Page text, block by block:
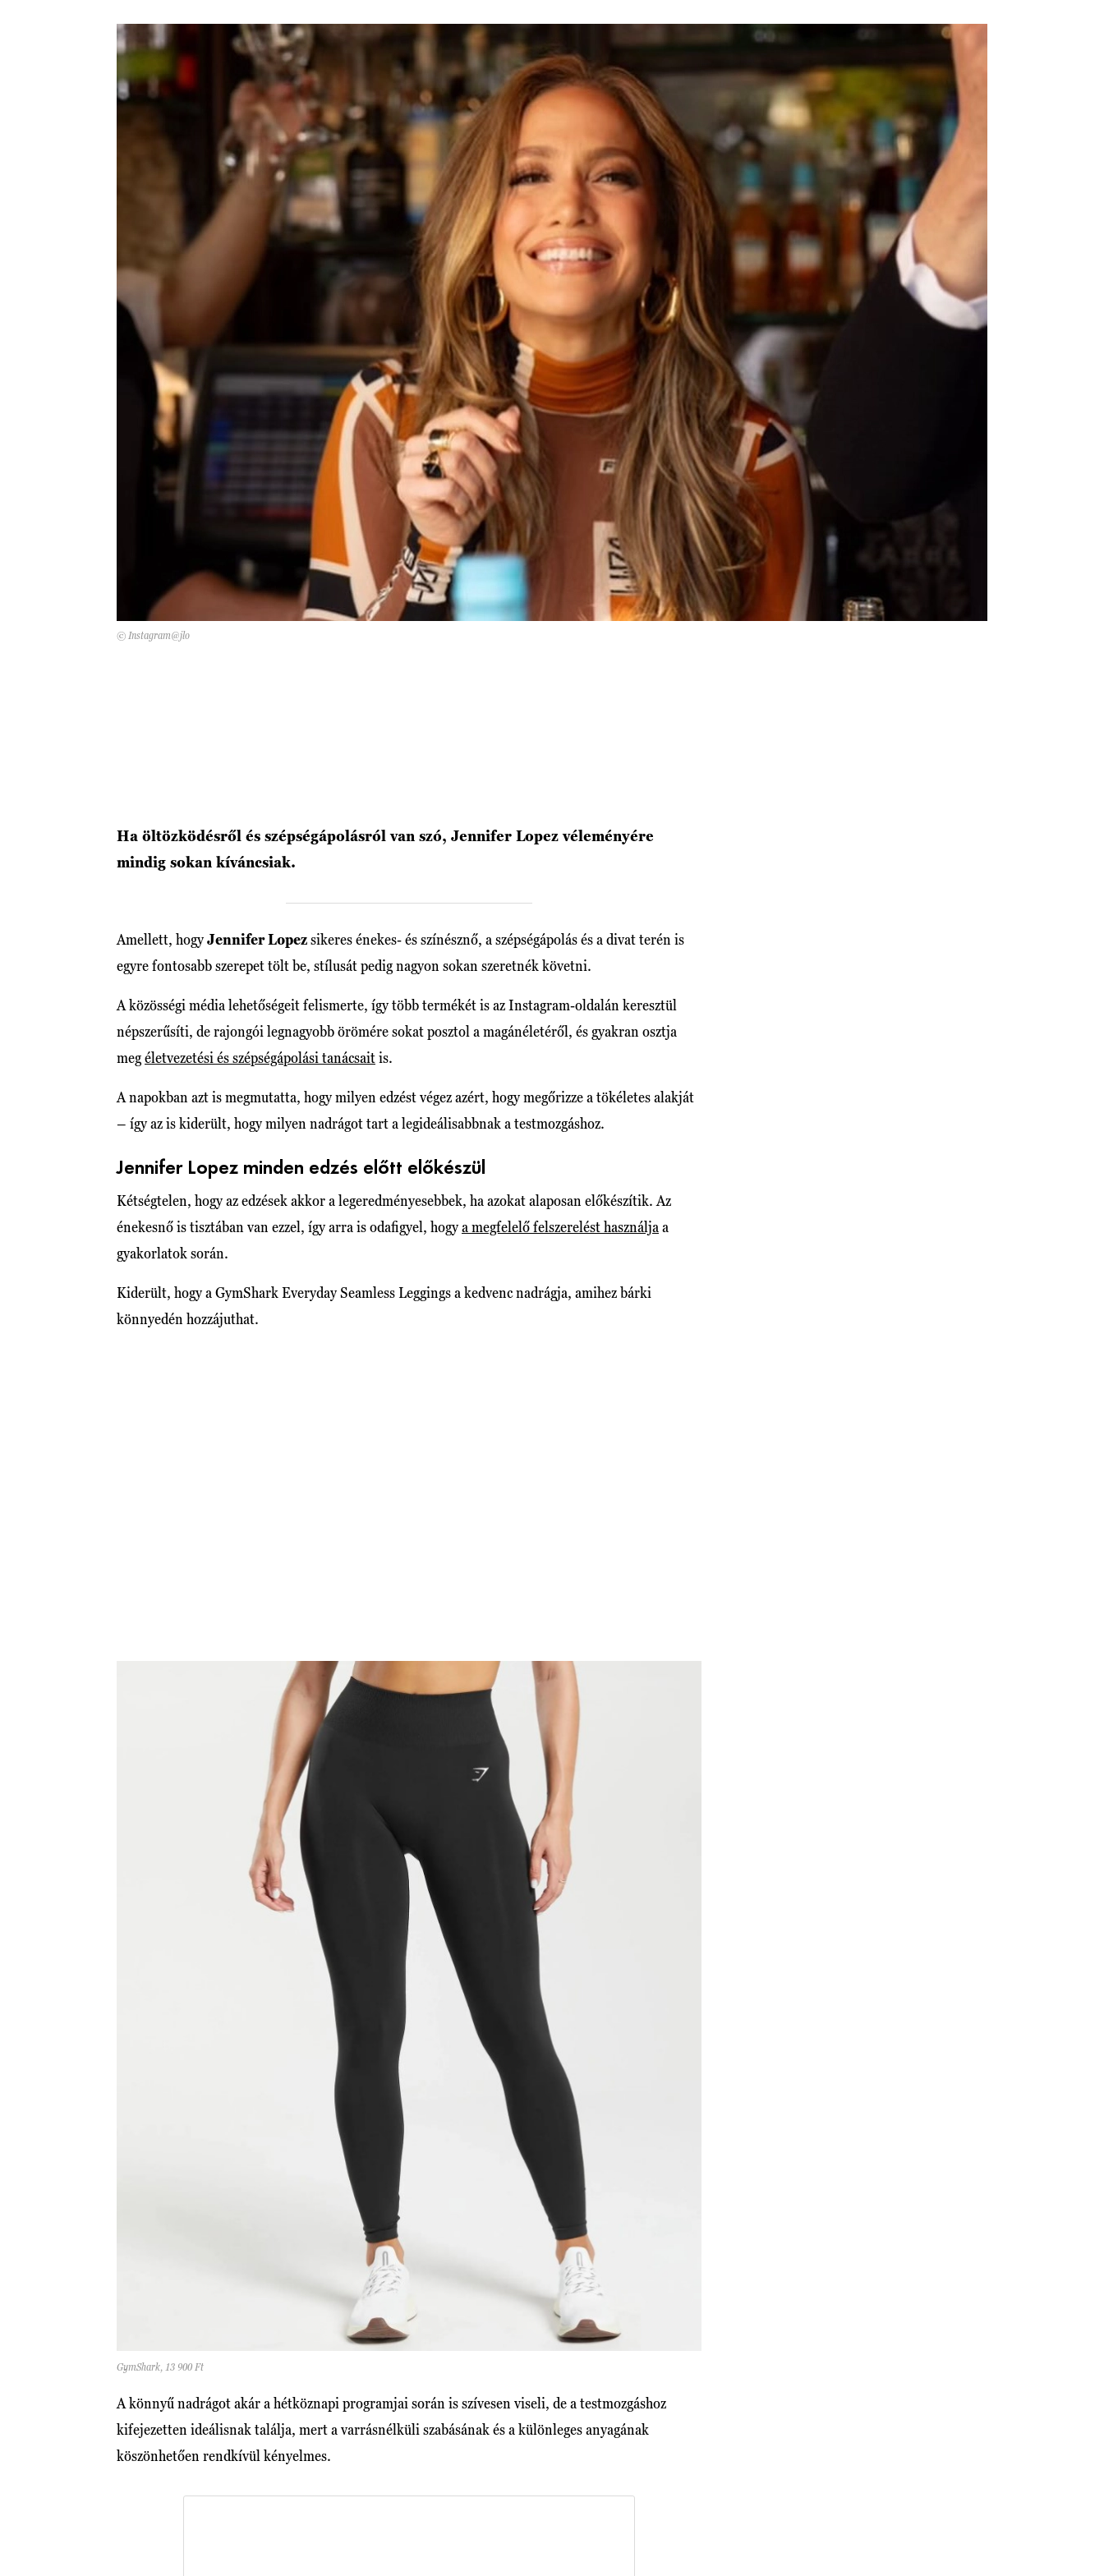
© Instagram@jlo
Ha öltözködésről és szépségápolásról van szó, Jennifer Lopez véleményére
mindig sokan kíváncsiak.
Amellett, hogyJennifer Lopezsikeres énekes- és színésznő, a szépségápolás és a divat terén is
egyre fontosabb szerepet tölt be, stílusát pedig nagyon sokan szeretnék követni.
A közösségi média lehetőségeit felismerte, így több termékét is az Instagram-oldalán keresztül
népszerűsíti, de rajongói legnagyobb örömére sokat posztol a magánéletéről, és gyakran osztja
megéletvezetési és szépségápolási tanácsaitis.
A napokban azt is megmutatta, hogy milyen edzést végez azért, hogy megőrizze a tökéletes alakját
– így az is kiderült, hogy milyen nadrágot tart a legideálisabbnak a testmozgáshoz.
Jennifer Lopez minden edzés előtt előkészül
Kétségtelen, hogy az edzések akkor a legeredményesebbek, ha azokat alaposan előkészítik. Az
énekesnő is tisztában van ezzel, így arra is odafigyel, hogya megfelelő felszerelést használja a
gyakorlatok során.
Kiderült, hogy a GymShark Everyday Seamless Leggings a kedvenc nadrágja, amihez bárki
könnyedén hozzájuthat.
GymShark, 13 900 Ft
A könnyű nadrágot akár a hétköznapi programjai során is szívesen viseli, de a testmozgáshoz
kifejezetten ideálisnak találja, mert a varrásnélküli szabásának és a különleges anyagának
köszönhetően rendkívül kényelmes.